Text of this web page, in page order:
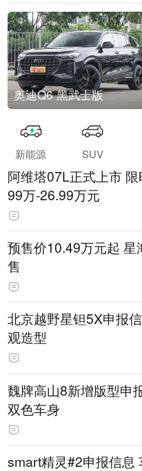
奥迪Q6 黑武士版
新能源 SUV
阿维塔07L正式上市
99万-26.99万元
预售价10.49万元起 星
售
北京越野星钽5X申报
观造型
魏牌高山8新增版型申
双色车身
smart精灵#2申报信息